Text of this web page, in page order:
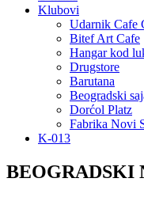
Klubovi
Udarnik Cafe
Bitef Art Cafe
Hangar kod
Drugstore
Barutana
Beogradski
Dorćol Platz
Fabrika Novi
K-013
BEOGRADSKI